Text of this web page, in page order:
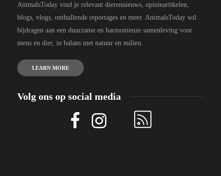
AnimalsToday vind je relevant dierennieuws, opinieartikelen,
blogs, vlogs, onthullende reportages en meer. AnimalsToday wil
bijdragen aan een duurzame en harmonieuze samenleving voor
mens en dier, in balans met natuur en milieu.
LEARN MORE
Volg ons op social media